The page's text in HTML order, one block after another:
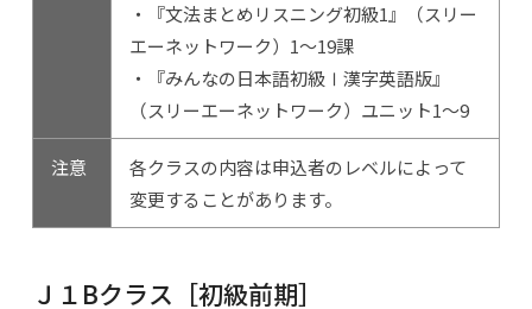
・『文法まとめリスニング初級1』（スリー
エーネットワーク）1～19課
・『みんなの日本語初級Ⅰ漢字英語版』
（スリーエーネットワーク）ユニット1～9
注意
各クラスの内容は申込者のレベルによって
変更することがあります。
Ｊ１Bクラス［初級前期］